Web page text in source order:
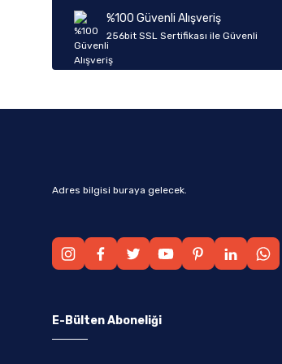
Ürün fiyatı diğer sitelerden daha pahalı.
Bu ürüne benzer farklı alternatifler olmalı.
%100 Güvenli Alışveriş
256bit SSL Sertifikası ile Güvenli
Adres bilgisi buraya gelecek.
E-Bülten Aboneliği